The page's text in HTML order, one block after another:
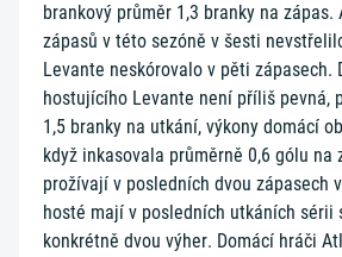
brankový průměr 1,3 branky na
zápasů v této sezóně v šesti
Levante neskórovalo v pěti zápasech.
hostujícího Levante není příliš pevná,
1,5 branky na utkání, výkony domácí
když inkasovala průměrně 0,6 gólu na
prožívají v posledních dvou zápasech
hosté mají v posledních utkáních sérii
konkrétně dvou výher. Domácí hráči